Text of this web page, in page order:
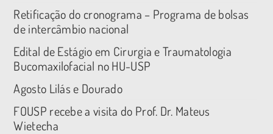
Retificação do cronograma – Programa de bolsas
de intercâmbio nacional
Edital de Estágio em Cirurgia e Traumatologia
Bucomaxilofacial no HU-USP
Agosto Lilás e Dourado
FOUSP recebe a visita do Prof. Dr. Mateus
Wietecha